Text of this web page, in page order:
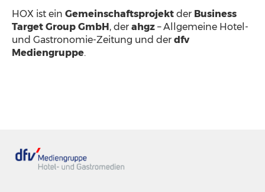
HOX ist ein Gemeinschaftsprojekt der Business
Target Group GmbH , der ahgz – Allgemeine Hotel-
und Gastronomie-Zeitung und der dfv
Mediengruppe.